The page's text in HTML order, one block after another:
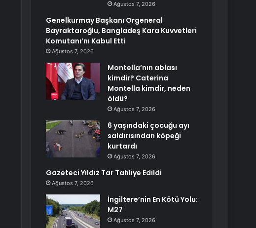
Ağustos 7, 2026
Genelkurmay Başkanı Orgeneral
Bayraktaroğlu, Bangladeş Kara Kuvvetleri
Komutanı’nı Kabul Etti
Ağustos 7, 2026
Montella’nın ablası
kimdir? Caterina
Montella kimdir, neden
öldü?
Ağustos 7, 2026
6 yaşındaki çocuğu ayı
saldırısından köpeği
kurtardı
Ağustos 7, 2026
Gazeteci Yıldız Tar Tahliye Edildi
Ağustos 7, 2026
İngiltere’nin En Kötü Yolu:
M27
Ağustos 7, 2026